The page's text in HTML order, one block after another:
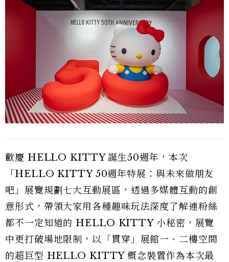
歡慶 HELLO KITTY 誕生50週年，本次
「HELLO KITTY 50週年特展：與未來做朋友
吧」展覽規劃七大互動展區，透過多媒體互動的創
意形式，帶領大家用各種趣味玩法深度了解連粉絲
都不一定知道的 HELLO KITTY 小秘密，展覽
中更打破場地限制，以「貫穿」展館一、二樓空間
的超巨型 HELLO KITTY 概念裝置作為本次最